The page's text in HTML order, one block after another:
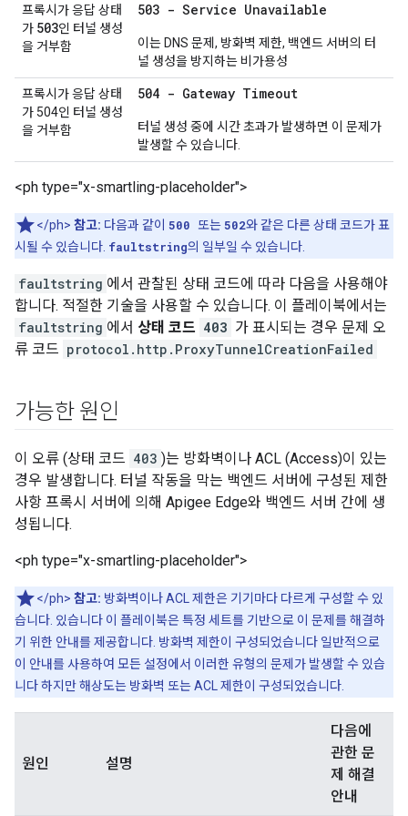
프록시가 응답 상태
가 503인 터널 생성
을 거부함
503 - Service Unavailable
이는 DNS 문제, 방화벽 제한, 백엔드 서버의 터
널 생성을 방지하는 비가용성
프록시가 응답 상태
가 504인 터널 생성
을 거부함
504 - Gateway Timeout
터널 생성 중에 시간 초과가 발생하면 이 문제가
발생할 수 있습니다.
<ph type="x-smartling-placeholder">
</ph> 참고: 다음과 같이 500 또는502와 같은 다른 상태 코드가 표
시될 수 있습니다. faultstring의 일부일 수 있습니다.
faultstring 에서 관찰된 상태 코드에 따라 다음을 사용해야
합니다. 적절한 기술을 사용할 수 있습니다. 이 플레이북에서는
faultstring 에서 상태 코드 403 가 표시되는 경우 문제 오
류 코드 protocol.http.ProxyTunnelCreationFailed
가능한 원인
이 오류 (상태 코드 403 )는 방화벽이나 ACL (Access)이 있는
경우 발생합니다. 터널 작동을 막는 백엔드 서버에 구성된 제한
사항 프록시 서버에 의해 Apigee Edge와 백엔드 서버 간에 생
성됩니다.
<ph type="x-smartling-placeholder">
</ph> 참고: 방화벽이나 ACL 제한은 기기마다 다르게 구성할 수 있
습니다. 있습니다 이 플레이북은 특정 세트를 기반으로 이 문제를 해결하
기 위한 안내를 제공합니다. 방화벽 제한이 구성되었습니다 일반적으로
이 안내를 사용하여 모든 설정에서 이러한 유형의 문제가 발생할 수 있습
니다 하지만 해상도는 방화벽 또는 ACL 제한이 구성되었습니다.
원인 설명
다음에
관한 문
제 해결
안내